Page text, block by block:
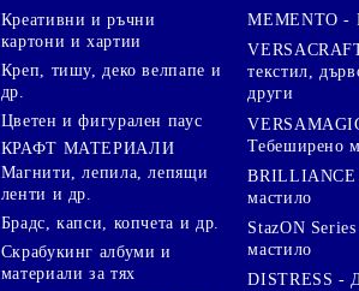
Креативни и ръчни
картони и хартии
Креп, тишу, деко велпапе и
др.
Цветен и фигурален паус
КРАФТ МАТЕРИАЛИ
Магнити, лепила, лепящи
ленти и др.
Брадс, капси, копчета и др.
Скрабукинг албуми и
материали за тях
MEMENTO -
текстил,
други
Тебеширено
мастило
StazON
мастило
DISTRESS -